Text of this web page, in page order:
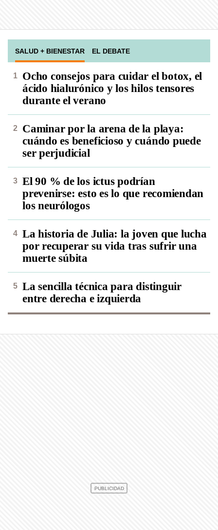
SALUD + BIENESTAR EL DEBATE
Ocho consejos para cuidar el botox, el
ácido hialurónico y los hilos tensores
durante el verano
Caminar por la arena de la playa:
cuándo es beneficioso y cuándo puede
ser perjudicial
El 90 % de los ictus podrían
prevenirse: esto es lo que recomiendan
los neurólogos
La historia de Julia: la joven que lucha
por recuperar su vida tras sufrir una
muerte súbita
La sencilla técnica para distinguir
entre derecha e izquierda